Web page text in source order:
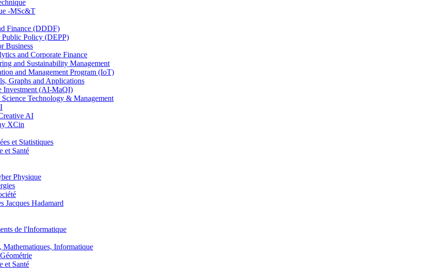
-MSc&T
Finance (DDDF)
Policy (DEPP)
Business
and Corporate Finance
and Sustainability Management
and Management Program (IoT)
Graphs and Applications
Investment (AI-MaQI)
Technology & Management
AI
XCin
et Statistiques
et Santé
Physique
Hadamard
de l'Informatique
Informatique
et Santé